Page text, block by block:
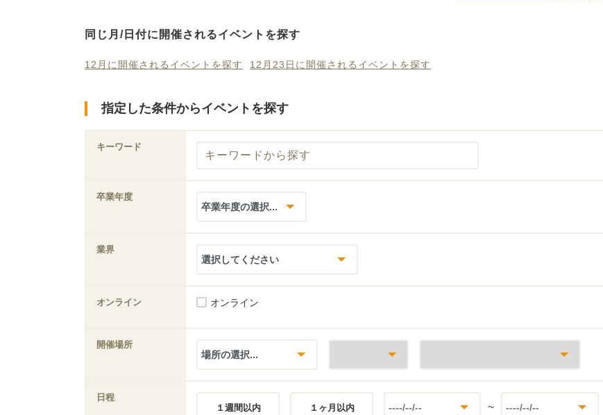
同じ月/日付に開催されるイベントを探す
12月に開催されるイベントを探す 12月23日に開催されるイベントを探す
指定した条件からイベントを探す
キーワード
卒業年度
業界
オンライン オンライン
開催場所
日程
１週間以内
１ヶ月以内 ~